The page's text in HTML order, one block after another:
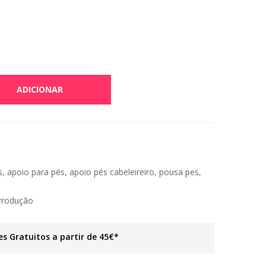
ADICIONAR
, apoio para pés, apoio pés cabeleireiro, pousa pes,
Gratuitos a partir de 45€*